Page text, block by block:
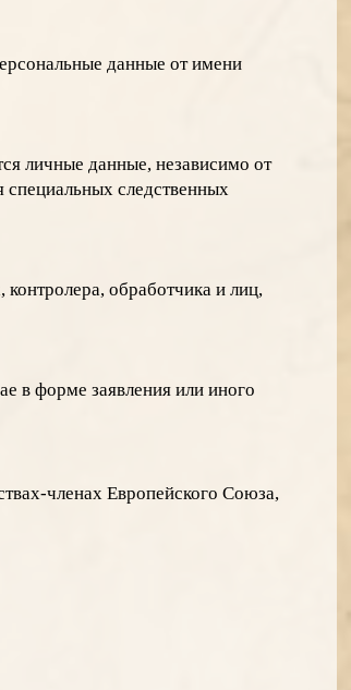
данные от имени
личные данные, независимо от
специальных следственных
обработчика и лиц,
в форме заявления или иного
членах Европейского Союза,